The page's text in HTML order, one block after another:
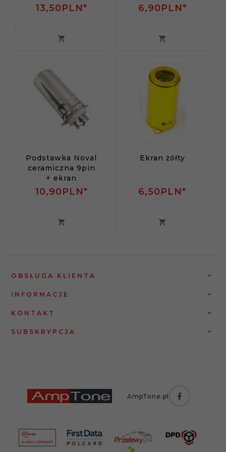
13,50PLN* 6,90PLN*
Podstawka Noval
ceramiczna 9pin
+ ekran
10,90PLN*
Ekran żółty
6,50PLN*
OBSŁUGA KLIENTA
INFORMACJE
KONTAKT
SUBSKRYPCJA
AmpTone.pl